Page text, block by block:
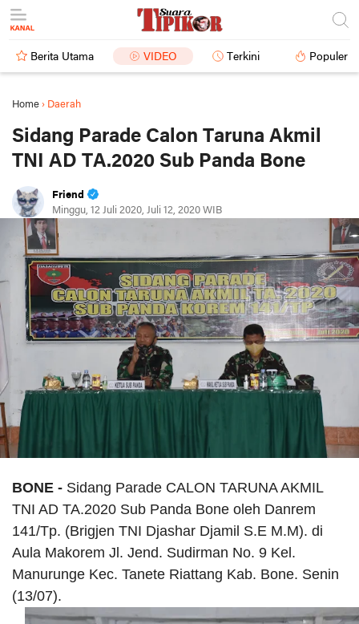
Berita Utama VIDEO Terkini Populer
Home › Daerah
Sidang Parade Calon Taruna Akmil
TNI AD TA.2020 Sub Panda Bone
Friend
Minggu, 12 Juli 2020, Juli 12, 2020 WIB
BONE - Sidang Parade CALON TARUNA AKMIL
TNI AD TA.2020 Sub Panda Bone oleh Danrem
141/Tp. (Brigjen TNI Djashar Djamil S.E M.M). di
Aula Makorem Jl. Jend. Sudirman No. 9 Kel.
Manurunge Kec. Tanete Riattang Kab. Bone. Senin
(13/07).